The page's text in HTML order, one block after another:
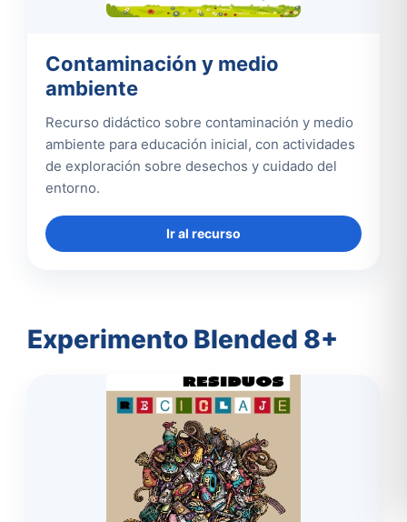
Contaminación y medio
ambiente
Recurso didáctico sobre contaminación y medio
ambiente para educación inicial, con actividades
de exploración sobre desechos y cuidado del
entorno.
Ir al recurso
Experimento Blended 8+